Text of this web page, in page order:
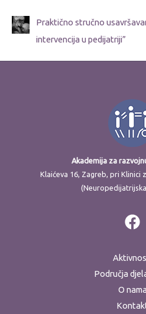
Praktično stručno
intervencija u pedijatriji”
Akademija za
Klaićeva 16, Zagreb, pri Klinici
Područja
O nama